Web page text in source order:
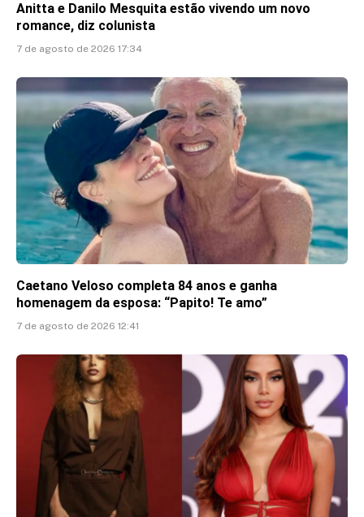
Anitta e Danilo Mesquita estão vivendo um novo
romance, diz colunista
7 de agosto de 2026 17:34
Caetano Veloso completa 84 anos e ganha
homenagem da esposa: “Papito! Te amo”
7 de agosto de 2026 12:41